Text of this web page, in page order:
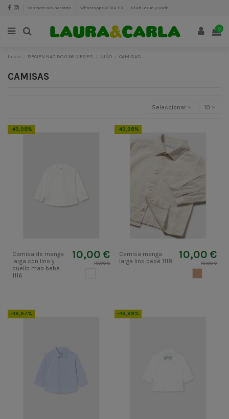
Contacte con nosotros Whatsapp 687 314 713 Club Laura y Carla
0
Inicio RECIEN NACIDO 0 36 MESES NIÑO CAMISAS
CAMISAS
Seleccionar 10
-49,98%
Camisa de manga
larga con lino y
cuello mao bebé
1116
10,00 €
19,99 €
-49,98%
Camisa manga
larga lino bebé 1118
10,00 €
19,99 €
-49,97% -49,98%